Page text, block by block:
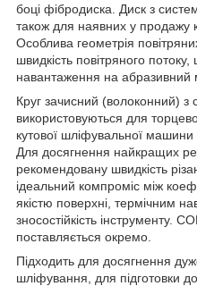
боці фібродиска. Диск з
також для наявних у продажу
Особлива геометрія
швидкість повітряного
навантаження на абразивний
Круг зачисний (волоконний)
використовуються для
кутової шліфувальної машини
Для досягнення найкращих
рекомендовану швидкість
ідеальний компроміс між
якістю поверхні, термічним
зносостійкість інструменту.
поставляється окремо.
Підходить для досягнення
шліфування, для підготовки